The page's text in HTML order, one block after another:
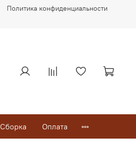
Политика конфиденциальности
Сборка Оплата